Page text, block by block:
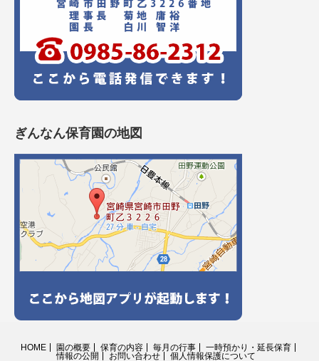
ぎんなん保育園の地図
HOME 園の概要 保育の内容 毎月の行事
一時預かり・延長保育
情報の公開
お問い合わせ 個人情報保護について